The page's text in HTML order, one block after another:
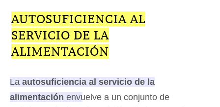
AUTOSUFICIENCIA AL
SERVICIO DE LA
ALIMENTACIÓN
La autosuficiencia al servicio de la
alimentación envuelve a un conjunto de